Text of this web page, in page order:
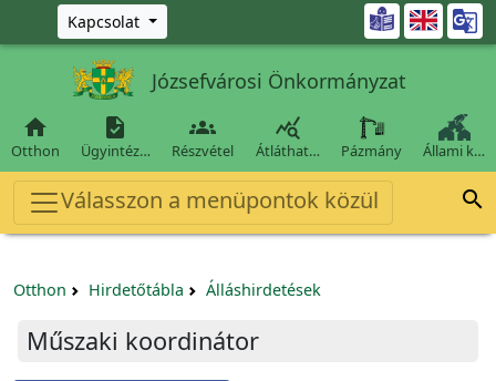
Ugrás a fő tartalomra
Kapcsolat 
Józsefvárosi Önkormányzat

Otthon

Ügyintéz…

Részvétel

Átláthat… Pázmány Állami k…
Válasszon a menüpontok közül 
Otthon Hirdetőtábla Álláshirdetések
Műszaki koordinátor